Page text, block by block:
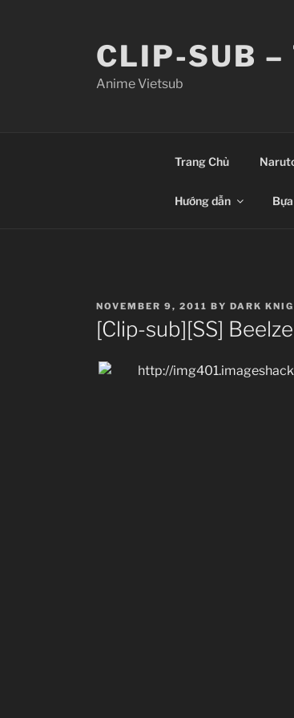
CLIP-SUB –
Anime Vietsub
Trang Chủ
Hướng dẫn
POSTED
ON
NOVEMBER 9, 2011 BY DARK
[Clip-sub][SS]